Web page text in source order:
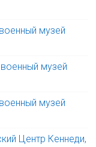
музей
музей
музей
Центр Кеннеди,